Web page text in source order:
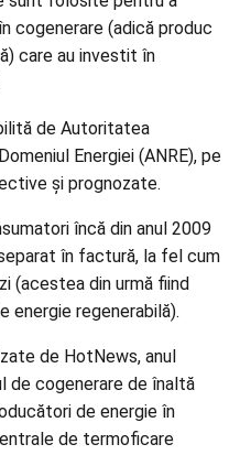
cogenerare (adică produc
care au investit în
de Autoritatea
Energiei (ANRE), pe
și prognozate.
încă din anul 2009
în factură, la fel cum
(acestea din urmă fiind
energie regenerabilă).
de HotNews, anul
de cogenerare de înaltă
de energie în
de termoficare